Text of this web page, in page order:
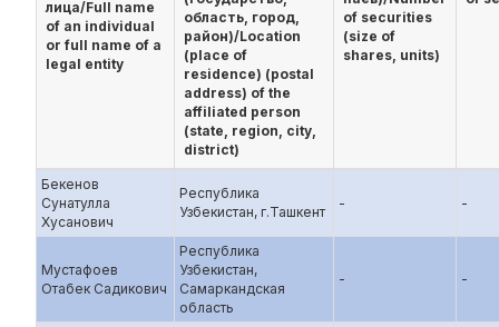
лица/Full name
of an individual
or full name of a
legal entity
область, город,
район)/Location
(place of
residence) (postal
address) of the
affiliated person
(state, region, city,
district)
of securities
(size of
shares, units)
Бекенов
Сунатулла
Хусанович
Республика
Узбекистан, г.Ташкент
- -
Мустафоев
Отабек Садикович
Республика
Узбекистан,
Самаркандская
область
- -